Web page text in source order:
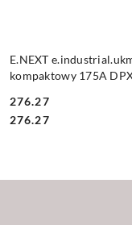
E.NEXT
kompaktowy 175A
Cena:
276.27
Cena:
276.27